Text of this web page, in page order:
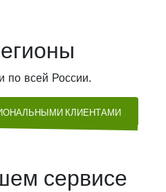
по всей России.
КЛИЕНТАМИ
сервисе